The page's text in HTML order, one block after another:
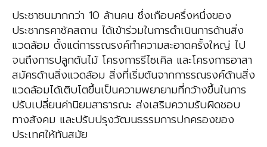
ประชาชนมากกว่า 10 ล้านคน ซึ่งเกือบครึ่งหนึ่งของ
ประชากรคาซัคสถาน ได้เข้าร่วมในการดำเนินการด้านสิ่ง
แวดล้อม ตั้งแต่การรณรงค์ทำความสะอาดครั้งใหญ่ ไป
จนถึงการปลูกต้นไม้ โครงการรีไซเคิล และโครงการอาสา
สมัครด้านสิ่งแวดล้อม สิ่งที่เริ่มต้นจากการรณรงค์ด้านสิ่ง
แวดล้อมได้เติบโตขึ้นเป็นความพยายามที่กว้างขึ้นในการ
ปรับเปลี่ยนค่านิยมสาธารณะ ส่งเสริมความรับผิดชอบ
ทางสังคม และปรับปรุงวัฒนธรรมการปกครองของ
ประเทศให้ทันสมัย